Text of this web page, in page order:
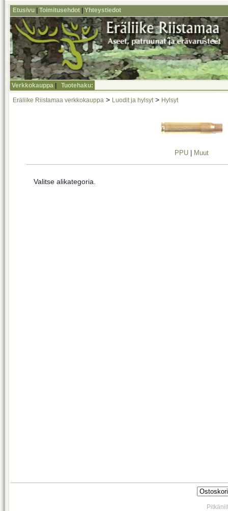
Etusivu Toimitusehdot Yhteystiedot
Verkkokauppa Tuotehaku:
Eräliike Riistamaa verkkokauppa > Luodit ja hylsyt > Hylsyt
PPU| Muut
Valitse alikategoria.